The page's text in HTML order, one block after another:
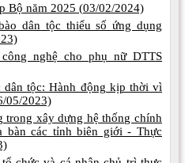
Bộ năm 2025 (03/02/2024)
dân tộc thiểu số ứng dụng
nghệ cho phụ nữ DTTS
dân tộc: Hành động kịp thời vì
05/2023)
trong xây dựng hệ thống chính
bàn các tỉnh biên giới - Thực